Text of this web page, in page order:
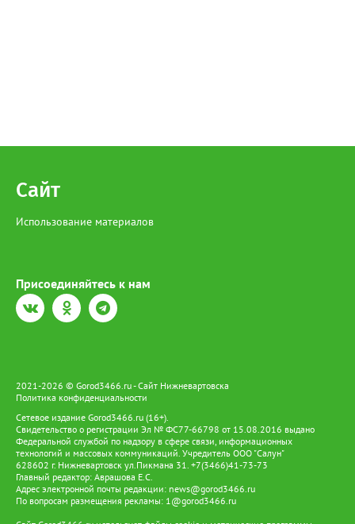
Сайт
Использование материалов
Присоединяйтесь к нам
2021-2026 © Gorod3466.ru - Сайт Нижневартовска
Политика конфиденциальности
Сетевое издание Gorod3466.ru (16+).
Свидетельство о регистрации Эл № ФС77-66798 от 15.08.2016 выдано
Федеральной службой по надзору в сфере связи, информационных
технологий и массовых коммуникаций. Учредитель ООО "Салун"
628602 г. Нижневартовск ул.Пикмана 31. +7(3466)41-73-73
Главный редактор: Аврашова Е.С.
Адрес электронной почты редакции: news@gorod3466.ru
По вопросам размещения рекламы: 1@gorod3466.ru